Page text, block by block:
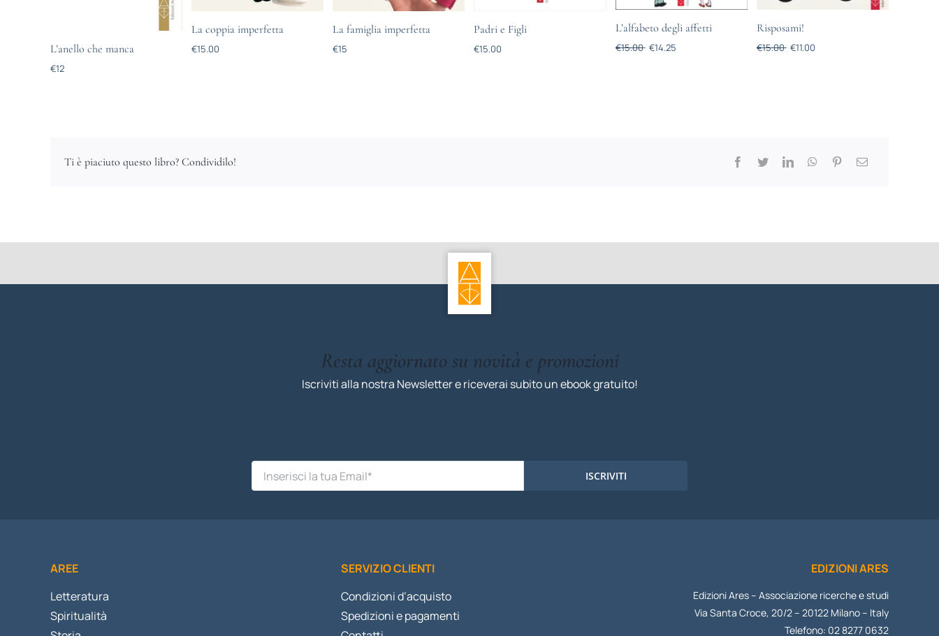
L’anello che manca
€12
La coppia imperfetta
€15.00
La famiglia imperfetta
€15
Padri e Figli
€15.00
L’alfabeto degli affetti
€15.00 €14.25
Risposami!
€15.00 €11.00
Ti è piaciuto questo libro? Condividilo!
Resta aggiornato su novità e promozioni
Iscriviti alla nostra Newsletter e riceverai subito un ebook gratuito!
ISCRIVITI
AREE
Letteratura
Spiritualità
SERVIZIO CLIENTI
Condizioni d’acquisto
Spedizioni e pagamenti
EDIZIONI ARES
Edizioni Ares – Associazione ricerche e studi
Via Santa Croce, 20/2 – 20122 Milano – Italy
Telefono: 02 8277 0632